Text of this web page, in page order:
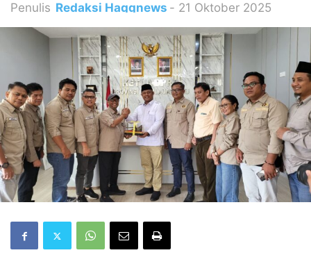
Penulis Redaksi Haqqnews - 21 Oktober 2025